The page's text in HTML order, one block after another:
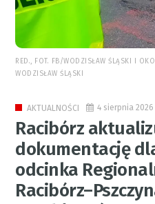
RED., FOT. FB/WODZISŁAW ŚLĄSKI I
WODZISŁAW ŚLĄSKI
AKTUALNOŚCI 4 sierpnia 2026
Racibórz
dokumentację
odcinka